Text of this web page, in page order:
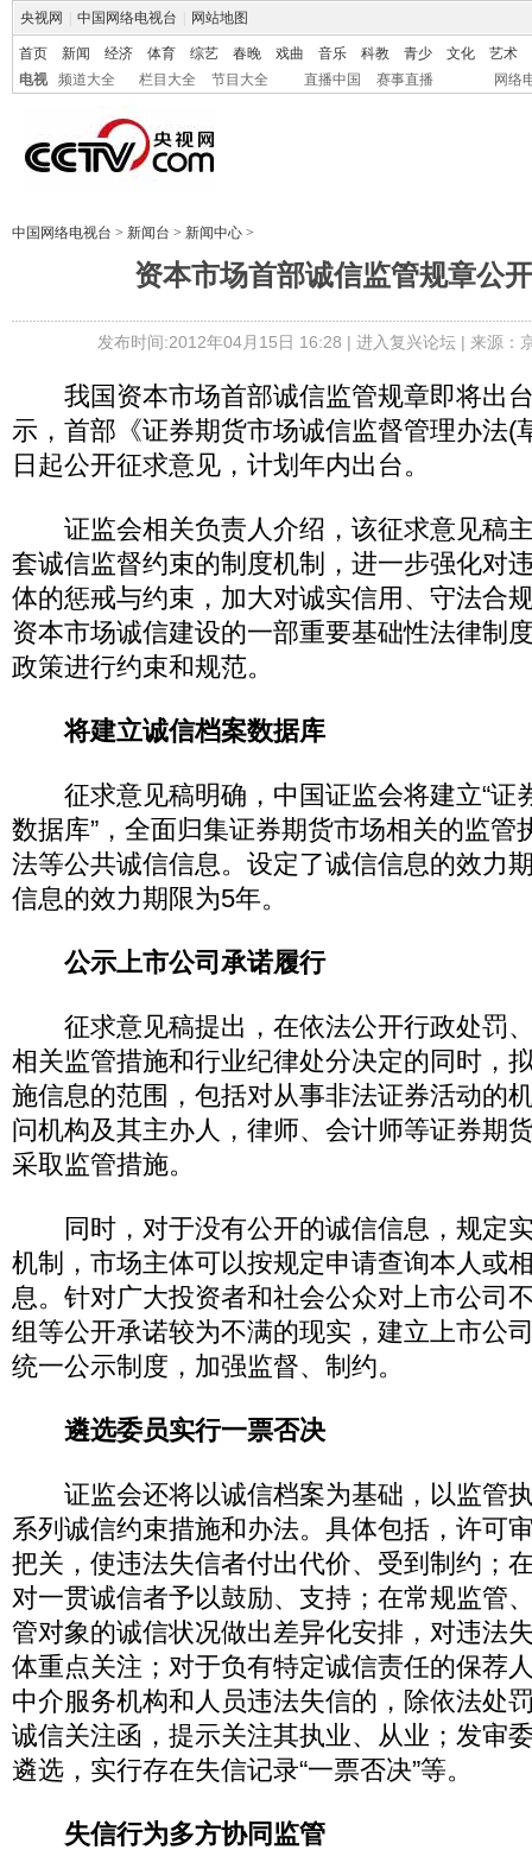
央视网 中国网络电视台 网站地图
首页 新闻 经济 体育 综艺 春晚 戏曲 音乐 科教 青少 文化
艺术
电视
频道大全 栏目大全 节目大全 直播中国 赛事直播 网络
中国网络电视台 > 新闻台 > 新闻中心 >
资本市场首部诚信监管规章公
发布时间:2012年04月15日 16:28 | 进入复兴论坛| 来源：
我国资本市场首部诚信监管规章即将出
示，首部《证券期货市场诚信监督管理办法(
日起公开征求意见，计划年内出台。
证监会相关负责人介绍，该征求意见稿
套诚信监督约束的制度机制，进一步强化对
体的惩戒与约束，加大对诚实信用、守法合
资本市场诚信建设的一部重要基础性法律制
政策进行约束和规范。
将建立诚信档案数据库
征求意见稿明确，中国证监会将建立“证
数据库”，全面归集证券期货市场相关的监管
法等公共诚信信息。设定了诚信信息的效力
信息的效力期限为5年。
公示上市公司承诺履行
征求意见稿提出，在依法公开行政处罚
相关监管措施和行业纪律处分决定的同时，
施信息的范围，包括对从事非法证券活动的
问机构及其主办人，律师、会计师等证券期
采取监管措施。
同时，对于没有公开的诚信信息，规定
机制，市场主体可以按规定申请查询本人或
息。针对广大投资者和社会公众对上市公司
组等公开承诺较为不满的现实，建立上市公
统一公示制度，加强监督、制约。
遴选委员实行一票否决
证监会还将以诚信档案为基础，以监管
系列诚信约束措施和办法。具体包括，许可
把关，使违法失信者付出代价、受到制约；
对一贯诚信者予以鼓励、支持；在常规监管
管对象的诚信状况做出差异化安排，对违法
体重点关注；对于负有特定诚信责任的保荐
中介服务机构和人员违法失信的，除依法处
诚信关注函，提示关注其执业、从业；发审
遴选，实行存在失信记录“一票否决”等。
失信行为多方协同监管